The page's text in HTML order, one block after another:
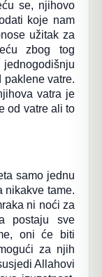
se, njihovo
koje nam
užitak za
zbog tog
paklene vatre.
vatra je
od vatre ali to
samo jednu
nikakve tame.
ni noći za
postaju sve
oni će biti
za njih
Allahovi